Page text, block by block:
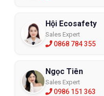
Hội Ecosafety
Sales Expert
0868 784 355
Ngọc Tiên
Sales Expert
0986 151 363